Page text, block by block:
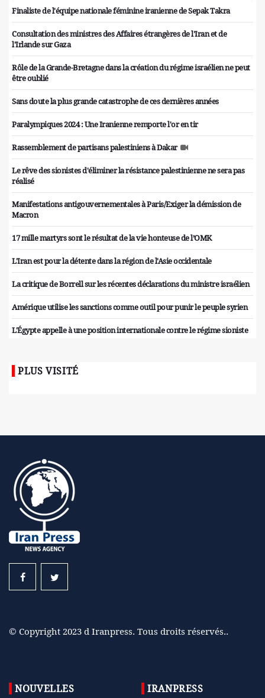
Finaliste de l'équipe nationale féminine iranienne de Sepak Takra
Consultation des ministres des Affaires étrangères de l'Iran et de
l'Irlande sur Gaza
Rôle de la Grande-Bretagne dans la création du régime israélien ne peut
être oublié
Sans doute la plus grande catastrophe de ces dernières années
Paralympiques 2024 : Une Iranienne remporte l'or en tir
Rassemblement de partisans palestiniens à Dakar
Le rêve des sionistes d'éliminer la résistance palestinienne ne sera pas
réalisé
Manifestations antigouvernementales à Paris/Exiger la démission de
Macron
17 mille martyrs sont le résultat de la vie honteuse de l’OMK
L'Iran est pour la détente dans la région de l'Asie occidentale
La critique de Borrell sur les récentes déclarations du ministre israélien
Amérique utilise les sanctions comme outil pour punir le peuple syrien
L'Égypte appelle à une position internationale contre le régime sioniste
PLUS VISITÉ
© Copyright 2023 d Iranpress. Tous droits réservés..
NOUVELLES IRANPRESS